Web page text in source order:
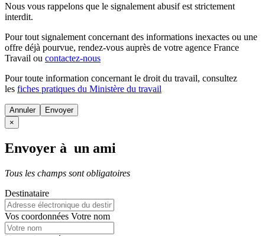
Nous vous rappelons que le signalement abusif est strictement
interdit.
Pour tout signalement concernant des informations inexactes ou une
offre déjà pourvue, rendez-vous auprès de votre agence France
Travail ou contactez-nous
Pour toute information concernant le droit du travail, consultez
les fiches pratiques du Ministère du travail
Annuler
×
Envoyer à un ami
Tous les champs sont obligatoires
Destinataire
Vos coordonnées Votre nom